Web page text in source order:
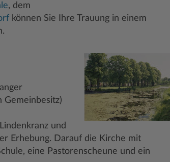
, dem
können Sie Ihre Trauung in einem
Gemeinbesitz)
und
Erhebung. Darauf die Kirche mit
eine Pastorenscheune und ein